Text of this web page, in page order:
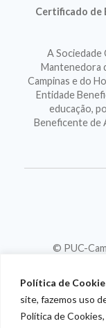
Política de
site, fazemos uso
Política de Cookies,
Certificado de
A Sociedade
Mantenedora
Campinas e do
Entidade
educação,
Beneficente de
© PUC-